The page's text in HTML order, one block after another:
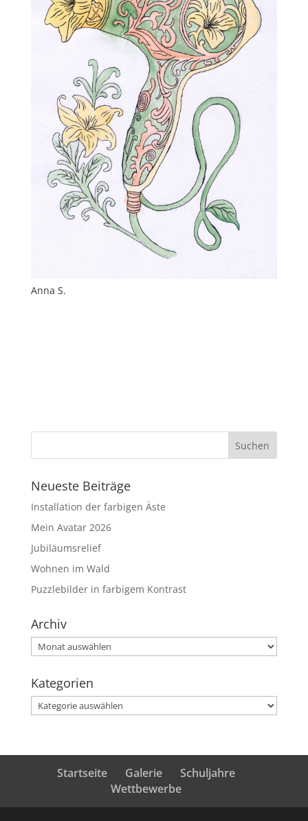
Anna S.
Neueste Beiträge
Installation der farbigen Äste
Mein Avatar 2026
Jubiläumsrelief
Wohnen im Wald
Puzzlebilder in farbigem Kontrast
Archiv
Archiv
Kategorien
Kategorien
Startseite Galerie
Schuljahre
Wettbewerbe